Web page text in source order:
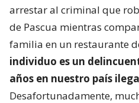
arrestar al criminal que
de Pascua mientras
familia en un restaurante
individuo es un
años en nuestro país
Desafortunadamente,